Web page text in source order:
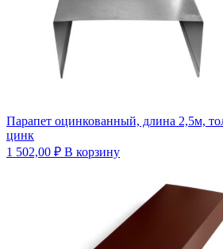
Парапет оцинкованный, длина 2,5м,
цинк
1 502,00 ₽ В корзину